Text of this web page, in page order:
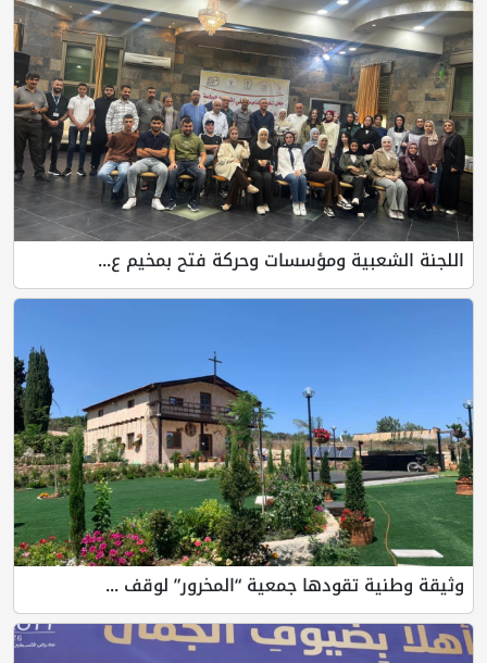
اللجنة الشعبية ومؤسسات وحركة فتح بمخيم ع...
وثيقة وطنية تقودها جمعية “المخرور” لوقف ...